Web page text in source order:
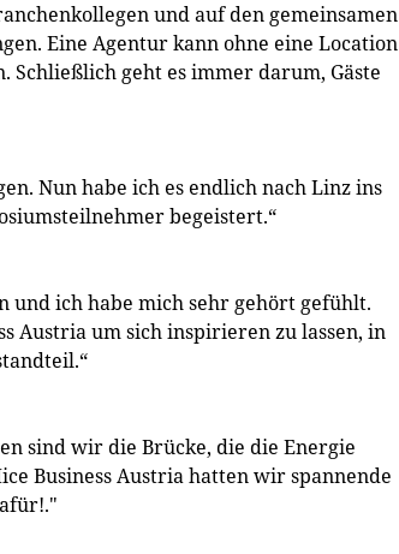
und auf den gemeinsamen
Eine Agentur kann ohne eine Location
geht es immer darum, Gäste
Nun habe ich es endlich nach Linz ins
begeistert.“
und ich habe mich sehr gehört gefühlt.
Austria um sich inspirieren zu lassen, in
sind wir die Brücke, die die Energie
Business Austria hatten wir spannende